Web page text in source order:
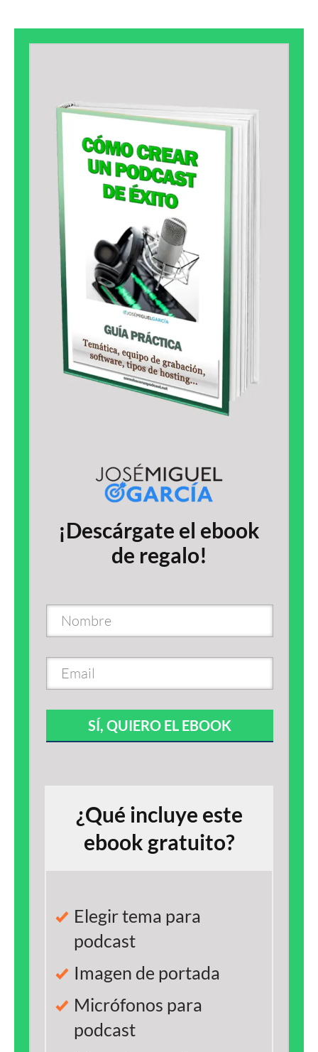
¡Descárgate el ebook
de regalo!
SÍ, QUIERO EL EBOOK
¿Qué incluye este
ebook gratuito?
Elegir tema para
podcast
Imagen de portada
Micrófonos para
podcast